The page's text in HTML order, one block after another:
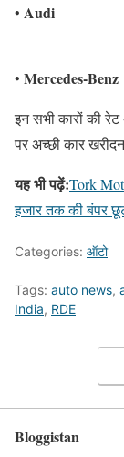
• Audi
• Mercedes-Benz
इन सभी कारों की
पर अच्छी कार
यह भी पढ़ें:Tork
हजार तक की बंपर
Categories: ऑटो
Tags: auto news,
India, RDE
Bloggistan